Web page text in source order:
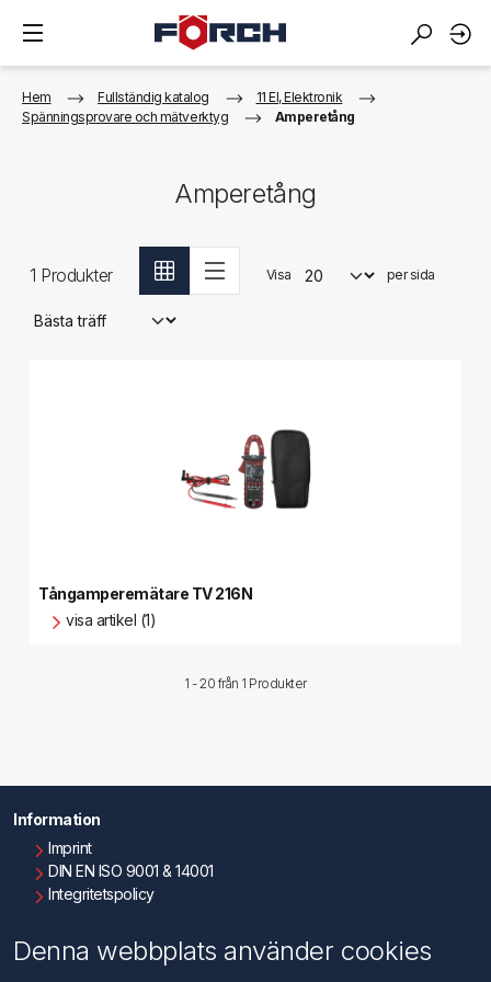
Hem Fullständig katalog
11 El, Elektronik
Spänningsprovare och mätverktyg
Amperetång
Amperetång
1 Produkter Visa per sida
Tångamperemätare TV 216N
visa artikel (1)
1 - 20 från 1 Produkter
Information
Imprint
DIN EN ISO 9001 & 14001
Integritetspolicy
Kontakta oss
Denna webbplats använder cookies